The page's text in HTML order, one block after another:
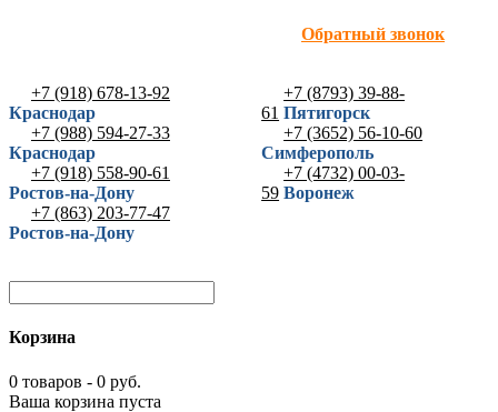
Обратный звонок
+7 (918) 678-13-92
Краснодар
+7 (988) 594-27-33
Краснодар
+7 (918) 558-90-61
Ростов-на-Дону
+7 (863) 203-77-47
Ростов-на-Дону
+7 (8793) 39-88-
61 Пятигорск
+7 (3652) 56-10-60
Симферополь
+7 (4732) 00-03-
59 Воронеж
Корзина
0 товаров - 0 руб.
Ваша корзина пуста